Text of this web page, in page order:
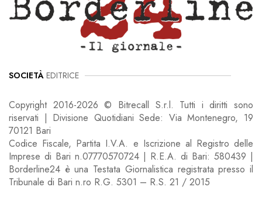
SOCIETÀ EDITRICE
Copyright 2016-2026 © Bitrecall S.r.l. Tutti i diritti sono
riservati | Divisione Quotidiani Sede: Via Montenegro, 19
70121 Bari
Codice Fiscale, Partita I.V.A. e Iscrizione al Registro delle
Imprese di Bari n.07770570724 | R.E.A. di Bari: 580439 |
Borderline24 è una Testata Giornalistica registrata presso il
Tribunale di Bari n.ro R.G. 5301 – R.S. 21 / 2015